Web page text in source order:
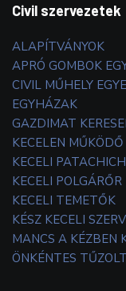
Civil szervezetek
ALAPÍTVÁNYOK
APRÓ GOMBOK
CIVIL MŰHELY
EGYHÁZAK
GAZDIMAT
KECELEN
KECELI
KECELI POLGÁRŐR
KECELI TEMETŐK
KÉSZ KECELI
MANCS A KÉZBEN
ÖNKÉNTES